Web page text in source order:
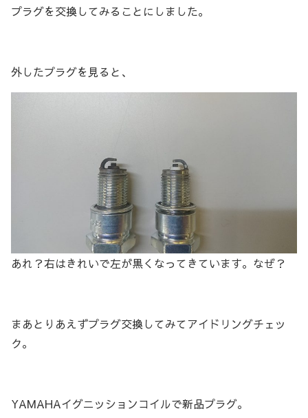
プラグを交換してみることにしました。
外したプラグを見ると、
あれ？右はきれいで左が黒くなってきています。なぜ？
まあとりあえずプラグ交換してみてアイドリングチェッ
ク。
YAMAHAイグニッションコイルで新品プラグ。